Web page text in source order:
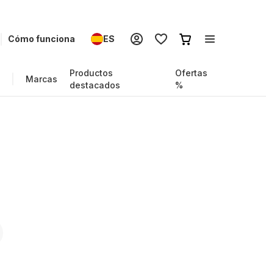
Cómo funciona ES
Marcas
Productos
destacados
Ofertas
%